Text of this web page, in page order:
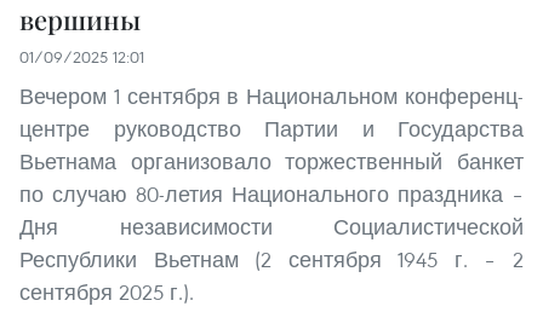
вершины
01/09/2025 12:01
Вечером 1 сентября в Национальном конференц-
центре руководство Партии и Государства
Вьетнама организовало торжественный банкет
по случаю 80-летия Национального праздника –
Дня независимости Социалистической
Республики Вьетнам (2 сентября 1945 г. – 2
сентября 2025 г.).